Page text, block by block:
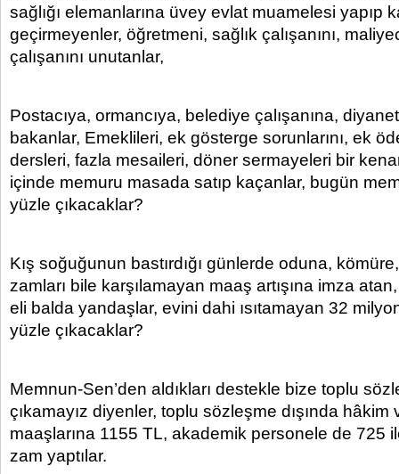
sağlığı elemanlarına üvey evlat muamelesi yapıp
geçirmeyenler, öğretmeni, sağlık çalışanını,
çalışanını unutanlar,
Postacıya, ormancıya, belediye çalışanına,
bakanlar, Emeklileri, ek gösterge sorunlarını, ek
dersleri, fazla mesaileri, döner sermayeleri bir
içinde memuru masada satıp kaçanlar, bugün
yüzle çıkacaklar?
Kış soğuğunun bastırdığı günlerde oduna,
zamları bile karşılamayan maaş artışına imza
eli balda yandaşlar, evini dahi ısıtamayan 32
yüzle çıkacaklar?
Memnun-Sen’den aldıkları destekle bize toplu
çıkamayız diyenler, toplu sözleşme dışında hâkim
maaşlarına 1155 TL, akademik personele de 725
zam yaptılar.